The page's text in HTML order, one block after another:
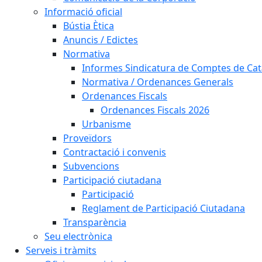
Informació oficial
Bústia Ètica
Anuncis / Edictes
Normativa
Informes Sindicatura de Comptes de
Normativa / Ordenances Generals
Ordenances Fiscals
Ordenances Fiscals 2026
Urbanisme
Proveïdors
Contractació i convenis
Subvencions
Participació ciutadana
Participació
Reglament de Participació Ciutadana
Transparència
Seu electrònica
Serveis i tràmits